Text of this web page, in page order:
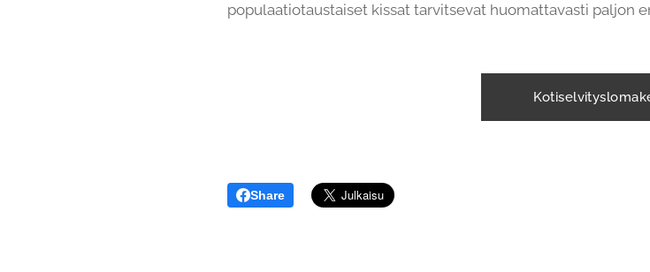
populaatiotaustaiset kissat tarvitsevat huomattavasti paljon
Share